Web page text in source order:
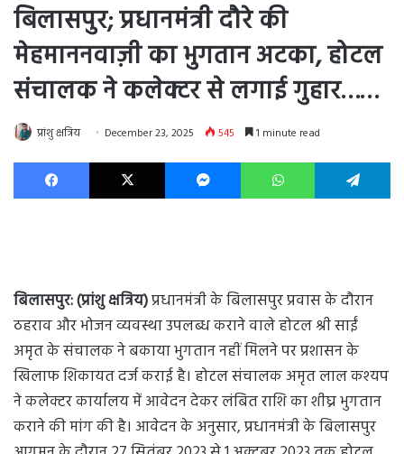
बिलासपुर; प्रधानमंत्री दौरे की
मेहमाननवाज़ी का भुगतान अटका, होटल
संचालक ने कलेक्टर से लगाई गुहार……
प्रांशु क्षत्रिय December 23, 2025 545 1 minute read
Facebook X Messenger WhatsApp
बिलासपुर: (प्रांशु क्षत्रिय)प्रधानमंत्री के बिलासपुर प्रवास के दौरान
ठहराव और भोजन व्यवस्था उपलब्ध कराने वाले होटल श्री साईं
अमृत के संचालक ने बकाया भुगतान नहीं मिलने पर प्रशासन के
खिलाफ शिकायत दर्ज कराई है। होटल संचालक अमृत लाल कश्यप
ने कलेक्टर कार्यालय में आवेदन देकर लंबित राशि का शीघ्र भुगतान
कराने की मांग की है। आवेदन के अनुसार, प्रधानमंत्री के बिलासपुर